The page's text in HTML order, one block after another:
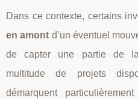
Dans ce contexte, certains
en amont d’un éventuel
de capter une partie de
multitude de projets
démarquent